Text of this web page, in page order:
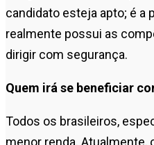
candidato esteja apto; é a
realmente possui as
dirigir com segurança.
Quem irá se beneficiar
Todos os brasileiros,
menor renda. Atualmente,